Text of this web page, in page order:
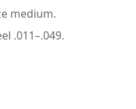
medium.
.011–.049.